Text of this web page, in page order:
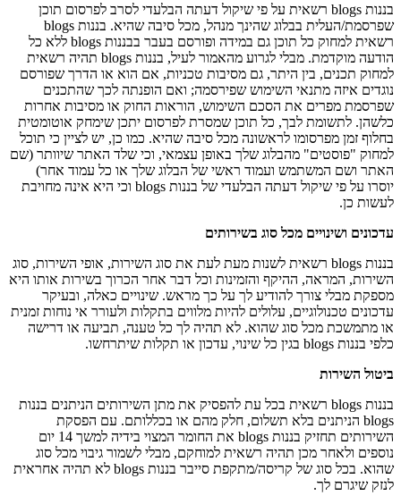
בננות blogs רשאית על פי שיקול דעתה הבלעדי לסרב לפרסום תוכן
שפרסמת/העלית בבלוג שהינך מנהל, מכל סיבה שהיא. בננות blogs
רשאית למחוק כל תוכן גם במידה ופורסם בעבר בבננות blogs ללא כל
הודעה מוקדמת. מבלי לגרוע מהאמור לעיל, בננות blogs תהיה רשאית
למחוק תכנים, בין היתר, גם מסיבות טכניות, אם הוא או הדרך שפורסם
נוגדים איזה מתנאי השימוש שפירסמה; ואם הופנתה לכך שהתכנים
שפרסמת מפרים את הסכם השימוש, הוראות החוק או מסיבות אחרות
כלשהן. לתשומת לבך, כל תוכן שמסרת לפרסום יתכן שימחק אוטומטית
בחלוף זמן מפרסומו לראשונה מכל סיבה שהיא. כמו כן, יש לציין כי תוכל
למחוק "פוסטים" מהבלוג שלך באופן עצמאי, וכי שלד האתר שיוותר (שם
האתר ושם המשתמש ועמוד ראשי של הבלוג שלך או כל עמוד אחר)
יוסרו על פי שיקול דעתה הבלעדי של בננות blogs וכי היא אינה מחויבת
לעשות כן.
עדכונים ושינויים מכל סוג בשירותים
בננות blogs רשאית לשנות מעת לעת את סוג השירות, אופי השירות, סוג
השירות, המראה, ההיקף והזמינות וכל דבר אחר הכרוך בשירות אותו היא
מספקת מבלי צורך להודיע לך על כך מראש. שינויים כאלה, ובעיקר
עדכונים טכנולוגיים, עלולים להיות מלווים בתקלות ולעורר אי נוחות זמנית
או מתמשכת מכל סוג שהוא. לא תהיה לך כל טענה, תביעה או דרישה
כלפי בננות blogs בגין כל שינוי, עדכון או תקלות שיתרחשו.
ביטול השירות
בננות blogs רשאית בכל עת להפסיק את מתן השירותים הניתנים בננות
blogs הניתנים בלא תשלום, חלק מהם או בכללותם. עם הפסקת
השירותים תחזיק בננות blogs את החומר המצוי בידיה למשך 14 יום
נוספים ולאחר מכן תהיה רשאית למוחקם, מבלי לשמור גיבוי מכל סוג
שהוא. בכל סוג של קריסה/מתקפת סייבר בננות blogs לא תהיה אחראית
לנזק שיגרם לך.